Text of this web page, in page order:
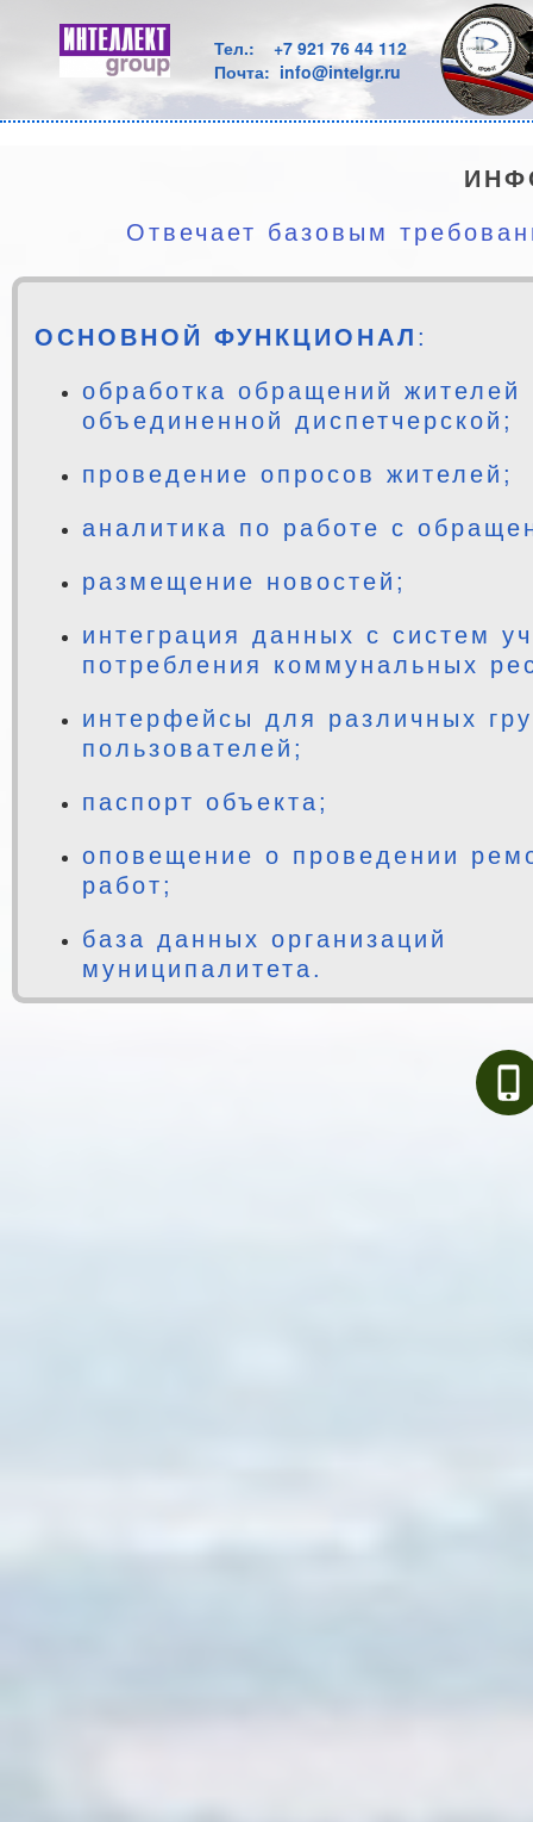
Тел.: +7 921 76 44 112
Почта: info@intelgr.ru
ОСНОВНОЙ ФУНКЦИОНАЛ :
обработка обращений жителей
объединенной диспетчерской;
проведение опросов жителей;
аналитика по работе с
размещение новостей;
интеграция данных с систем
потребления коммунальных
интерфейсы для различных
пользователей;
паспорт объекта;
оповещение о проведении
работ;
база данных организаций
муниципалитета.
Отвечает базовым